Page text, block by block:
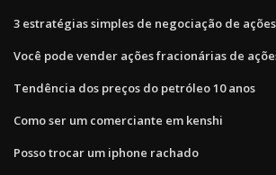
3 estratégias simples de negociação de ações
Você pode vender ações fracionárias de
Tendência dos preços do petróleo 10 anos
Como ser um comerciante em kenshi
Posso trocar um iphone rachado